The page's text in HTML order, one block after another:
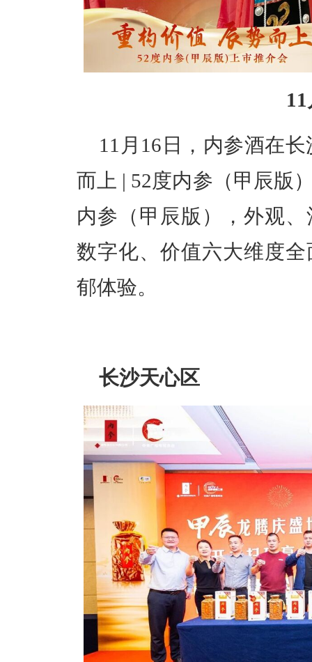
11月16日，内参酒在
而上 | 52度内参（甲辰版
内参（甲辰版），外观
数字化、价值六大维度
郁体验。
长沙天心区